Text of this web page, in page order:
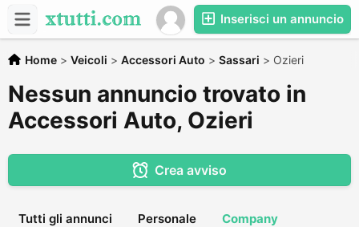
Inserisci un annuncio
Home > Veicoli > Accessori Auto > Sassari > Ozieri
Nessun annuncio trovato in
Accessori Auto, Ozieri
Crea avviso
Tutti gli annunci Personale Company